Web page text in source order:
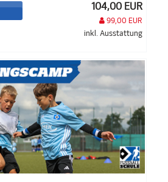
104,00 EUR
99,00 EUR
inkl. Ausstattung